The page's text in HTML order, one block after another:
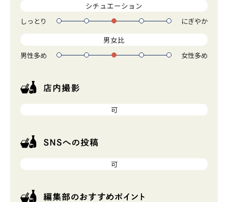
シチュエーション
しっとり 1 2 にぎやか
男女比
男性多め 1 2 女性多め
可
可